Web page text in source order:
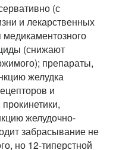
(с
и лекарственных
медикаментозного
(снижают
препараты,
желудка
и
желудочно-
забрасывание не
но 12-типерстной